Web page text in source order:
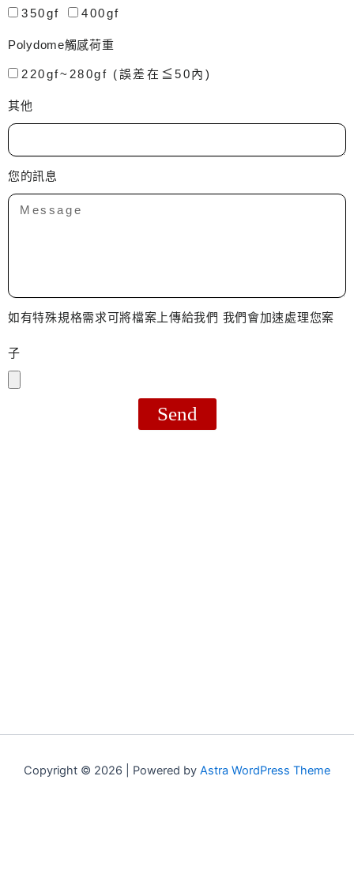
350gf
400gf
Polydome觸感荷重
220gf~280gf (誤差在≦50內)
其他
您的訊息
如有特殊規格需求可將檔案上傳給我們 我們會加速處理您案
子
Send
Copyright © 2026 | Powered by Astra WordPress Theme